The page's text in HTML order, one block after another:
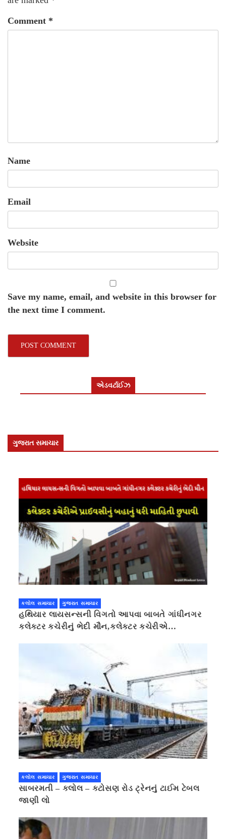
Comment *
Name
Email
Website
Save my name, email, and website in this browser for
the next time I comment.
એડવર્ટાઈઝ
ગુજરાત સમાચાર
કલોલ સમાચાર ગુજરાત સમાચાર
હથિયાર લાયસન્સની વિગતો આપવા બાબતે ગાંધીનગર
કલેક્ટર કચેરીનું ભેદી મૌન,કલેક્ટર કચેરીએ
કલોલ સમાચાર ગુજરાત સમાચાર
સાબરમતી – કલોલ – કટોસણ રોડ ટ્રેનનું ટાઈમ ટેબલ
જાણી લો